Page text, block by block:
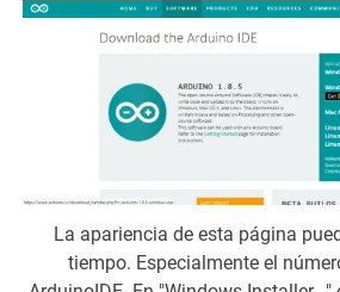
La apariencia de esta página
tiempo. Especialmente el